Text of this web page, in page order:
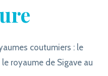
coutumiers : le
royaume de Sigave au